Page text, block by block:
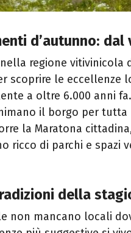
d’autunno:
regione vitivinicola
scoprire le eccellenze
a oltre 6.000 anni
il borgo per
la Maratona
ricco di parchi e spazi
della
non mancano locali